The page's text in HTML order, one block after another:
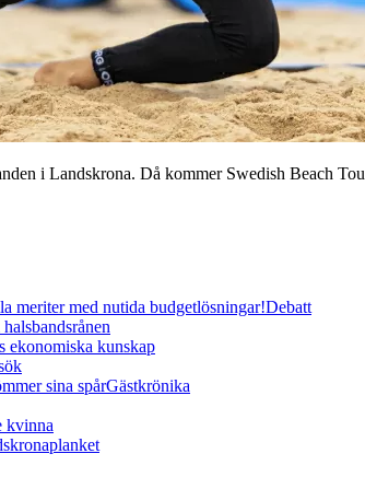
i Landskrona. Då kommer Swedish Beach
meriter med nutida budgetlösningar!Debatt
ekonomiska kunskap
sina spårGästkrönika
kvinna
planket